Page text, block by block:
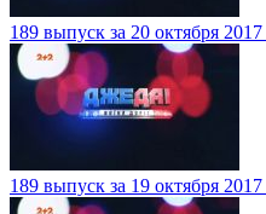
189 выпуск за 20 октября 2017
189 выпуск за 19 октября 2017